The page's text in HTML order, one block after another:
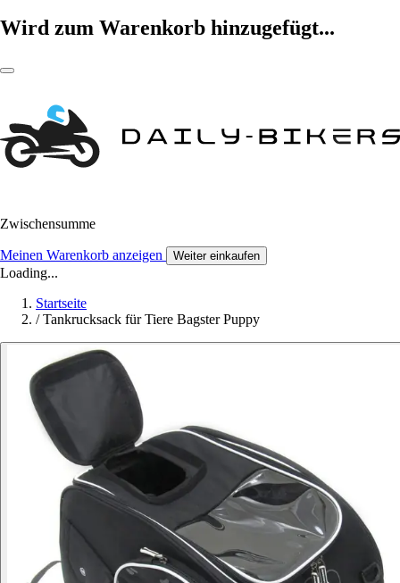
Wird zum Warenkorb hinzugefügt...
Zwischensumme
Meinen Warenkorb anzeigen Weiter einkaufen
Loading...
Startseite
/ Tankrucksack für Tiere Bagster Puppy